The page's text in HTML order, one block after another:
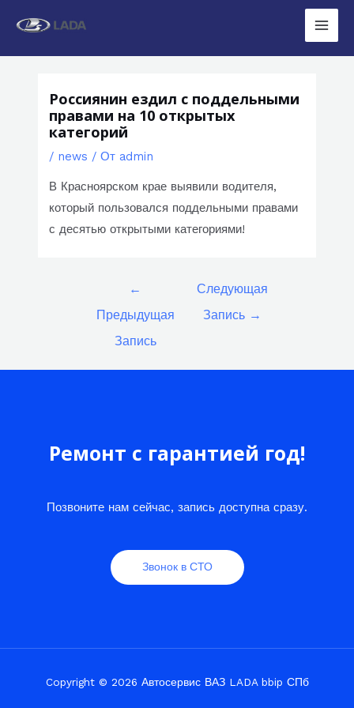
Main
Россиянин ездил с поддельными
правами на 10 открытых
категорий
/ news / От admin
В Красноярском крае выявили водителя,
который пользовался поддельными правами
с десятью открытыми категориями!
←
Предыдущая
Запись
Следующая
Запись →
Ремонт с гарантией год!
Позвоните нам сейчас, запись доступна сразу.
Звонок в СТО
Copyright © 2026 Автосервис ВАЗ LADA bbip СПб